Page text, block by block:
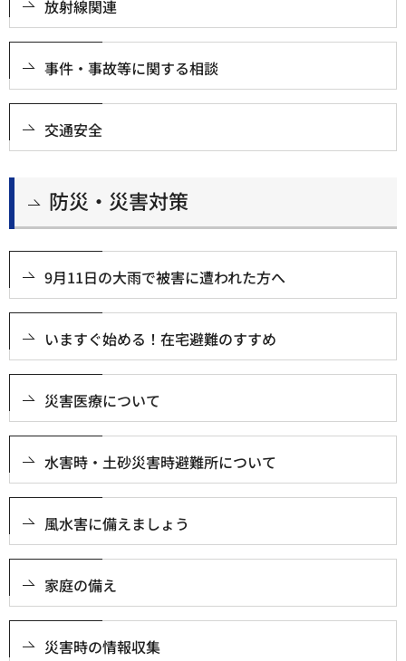
放射線関連
事件・事故等に関する相談
交通安全
防災・災害対策
9月11日の大雨で被害に遭われた方へ
いますぐ始める！在宅避難のすすめ
災害医療について
水害時・土砂災害時避難所について
風水害に備えましょう
家庭の備え
災害時の情報収集